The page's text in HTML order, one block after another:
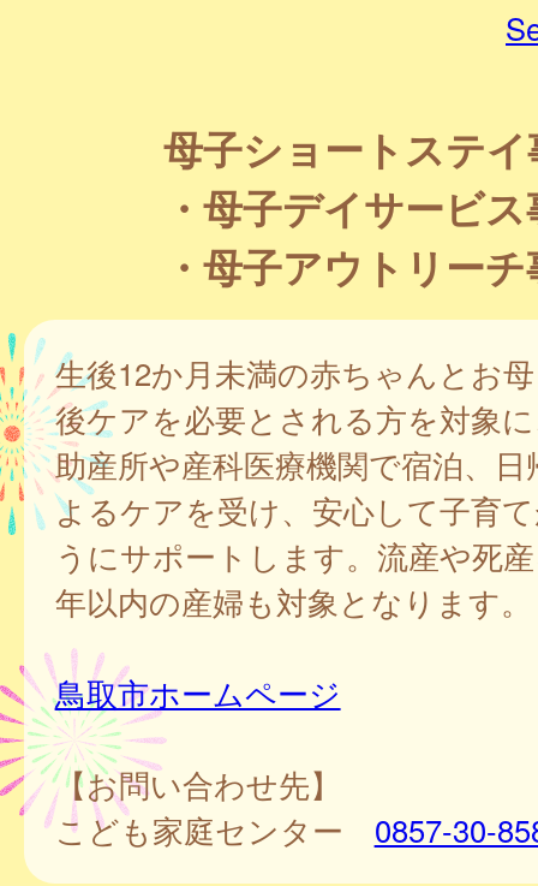
母子ショートステイ
・母子デイサービ
・母子アウトリー
生後12か月未満の赤ちゃんとお
後ケアを必要とされる方を対象
助産所や産科医療機関で宿泊、
よるケアを受け、安心して子育
うにサポートします。流産や死
年以内の産婦も対象となります。
鳥取市ホームページ
【お問い合わせ先】
こども家庭センター 0857-30-